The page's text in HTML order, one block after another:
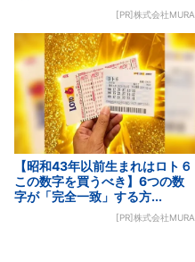
[PR]株式会社MURA
【昭和43年以前生まれはロト６
この数字を買うべき】6つの数
字が「完全一致」する方...
[PR]株式会社MURA